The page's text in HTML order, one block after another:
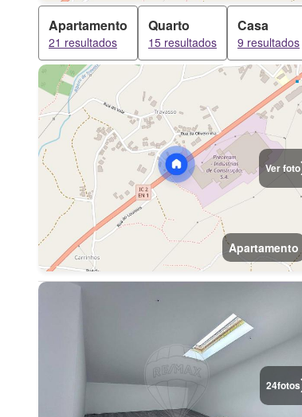
Apartamento
21 resultados
Quarto
15 resultados
Casa
9 resultados
Ver foto
Apartamento
24fotos